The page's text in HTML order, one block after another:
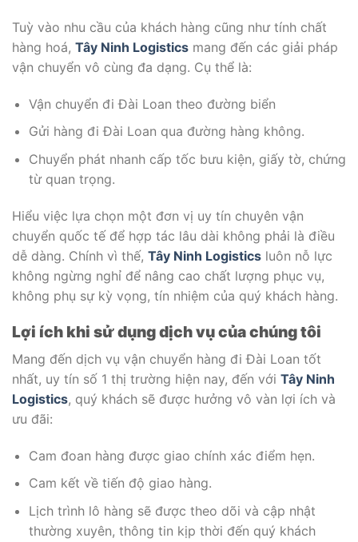
Tuỳ vào nhu cầu của khách hàng cũng như tính chất
hàng hoá, Tây Ninh Logistics mang đến các giải pháp
vận chuyển vô cùng đa dạng. Cụ thể là:
Vận chuyển đi Đài Loan theo đường biển
Gửi hàng đi Đài Loan qua đường hàng không.
Chuyển phát nhanh cấp tốc bưu kiện, giấy tờ, chứng
từ quan trọng.
Hiểu việc lựa chọn một đơn vị uy tín chuyên vận
chuyển quốc tế để hợp tác lâu dài không phải là điều
dễ dàng. Chính vì thế, Tây Ninh Logistics luôn nỗ lực
không ngừng nghỉ để nâng cao chất lượng phục vụ,
không phụ sự kỳ vọng, tín nhiệm của quý khách hàng.
Lợi ích khi sử dụng dịch vụ của chúng tôi
Mang đến dịch vụ vận chuyển hàng đi Đài Loan tốt
nhất, uy tín số 1 thị trường hiện nay, đến với Tây Ninh
Logistics, quý khách sẽ được hưởng vô vàn lợi ích và
ưu đãi:
Cam đoan hàng được giao chính xác điểm hẹn.
Cam kết về tiến độ giao hàng.
Lịch trình lô hàng sẽ được theo dõi và cập nhật
thường xuyên, thông tin kịp thời đến quý khách